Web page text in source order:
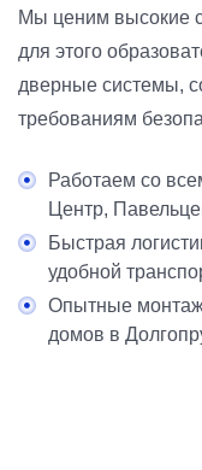
Мы ценим высокие
для этого
дверные системы,
требованиям
Работаем со
Центр,
Быстрая
удобной
Опытные
домов в